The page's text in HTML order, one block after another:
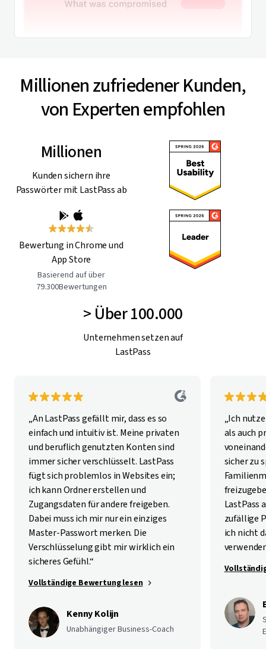
Millionen zufriedener Kunden,
von Experten empfohlen
Millionen
Kunden sichern ihre
Passwörter mit LastPass ab
Bewertung in Chrome und
App Store
Basierend auf über
79.300Bewertungen
> Über 100.000
Unternehmen setzen auf
LastPass
„An LastPass gefällt mir, dass es so
einfach und intuitiv ist. Meine privaten
und beruflich genutzten Konten sind
immer sicher verschlüsselt. LastPass
fügt sich problemlos in Websites ein;
ich kann Ordner erstellen und
Zugangsdaten für andere freigeben.
Dabei muss ich mir nur ein einziges
Master-Passwort merken. Die
Verschlüsselung gibt mir wirklich ein
sicheres Gefühl.“
Vollständige Bewertung lesen
Kenny Kolijn
Unabhängiger Business-Coach
„Ich
als auch
sicher zu
LastPass
zufällige
ich nicht